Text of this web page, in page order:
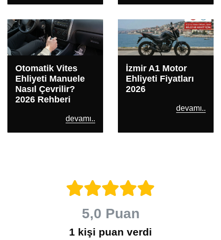
Otomatik Vites
Ehliyeti Manuele
Nasıl Çevrilir?
2026 Rehberi
devamı..
İzmir A1 Motor
Ehliyeti Fiyatları
2026
devamı..
5,0 Puan
1 kişi puan verdi